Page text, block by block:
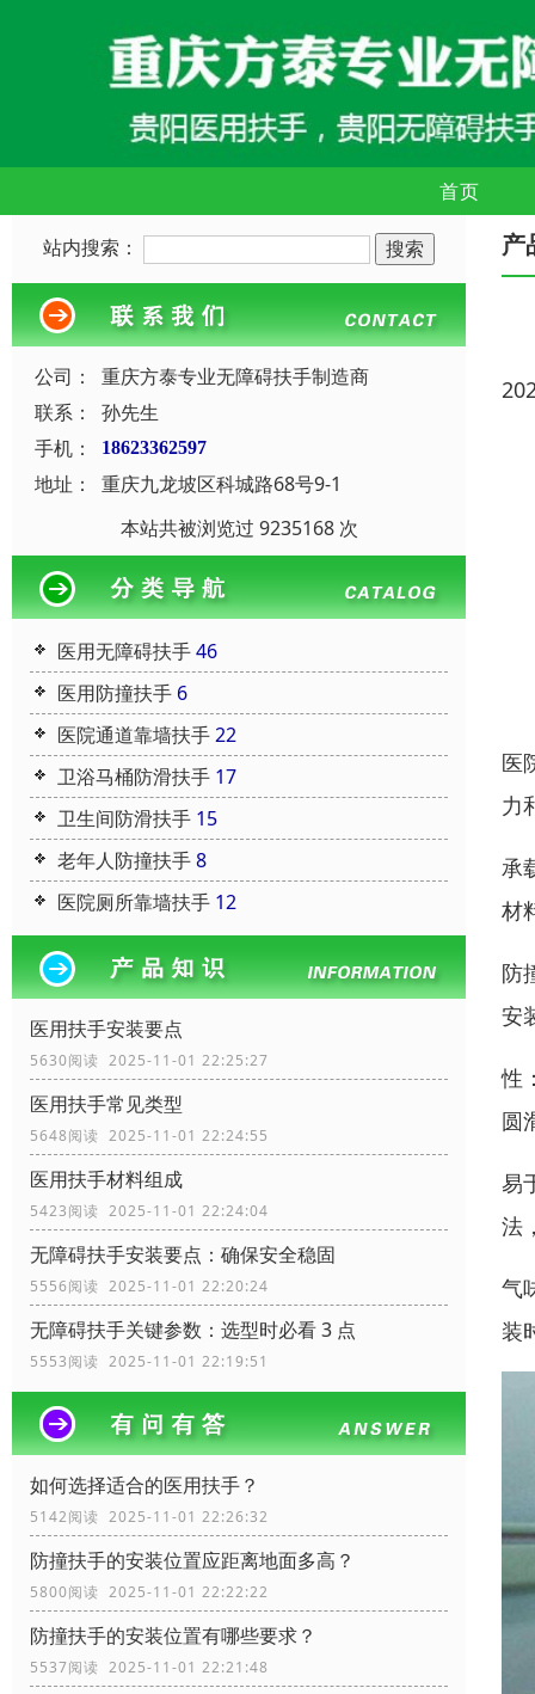
首页
站内搜索：
公司：
重庆方泰专业无障碍扶手制造商
联系：
孙先生
手机：
18623362597
地址：
重庆九龙坡区科城路68号9-1
本站共被浏览过 9235168 次
医用无障碍扶手46
医用防撞扶手 6
医院通道靠墙扶手22
卫浴马桶防滑扶手 17
卫生间防滑扶手 15
老年人防撞扶手8
医院厕所靠墙扶手 12
医用扶手安装要点
5630阅读 2025-11-01 22:25:27
医用扶手常见类型
5648阅读 2025-11-01 22:24:55
医用扶手材料组成
5423阅读 2025-11-01 22:24:04
无障碍扶手安装要点：确保安全稳固
5556阅读 2025-11-01 22:20:24
无障碍扶手关键参数：选型时必看 3 点
5553阅读 2025-11-01 22:19:51
如何选择适合的医用扶手？
5142阅读 2025-11-01 22:26:32
防撞扶手的安装位置应距离地面多高？
5800阅读 2025-11-01 22:22:22
防撞扶手的安装位置有哪些要求？
5537阅读 2025-11-01 22:21:48
产
医
力
承
材
防
安
性
圆
易
法
气
装